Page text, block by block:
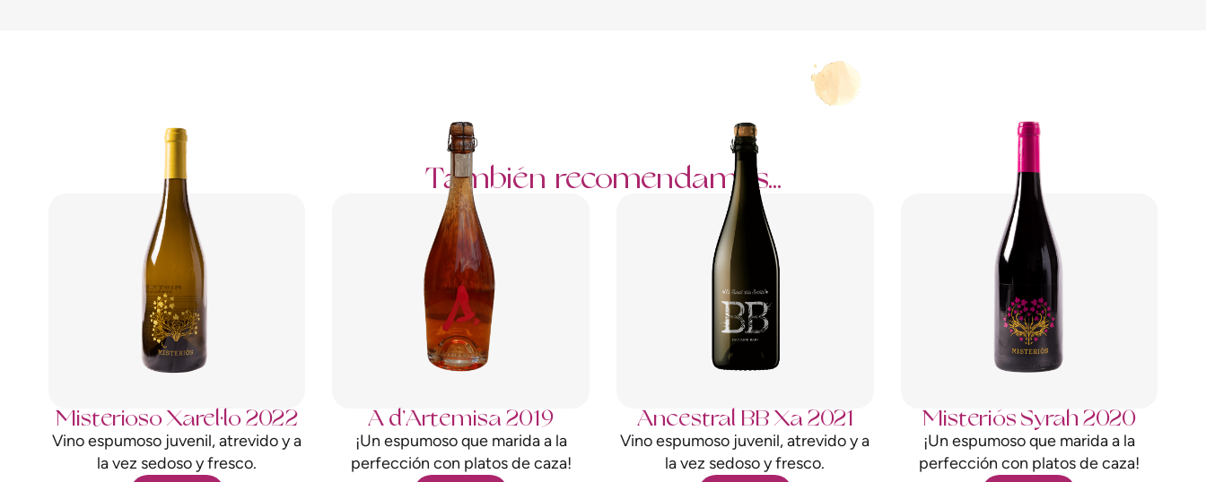
También recomendamos...
Misterioso Xarel·lo 2022
Vino espumoso juvenil, atrevido y a
la vez sedoso y fresco.
A d’Artemisa 2019
¡Un espumoso que marida a la
perfección con platos de caza!
Ancestral BB Xa 2021
Vino espumoso juvenil, atrevido y a
la vez sedoso y fresco.
Misteriós Syrah 2020
¡Un espumoso que marida a la
perfección con platos de caza!